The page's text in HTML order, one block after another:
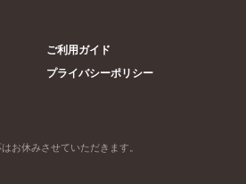
ご利用ガイド
プライバシーポリシー
お休みさせていただきます。